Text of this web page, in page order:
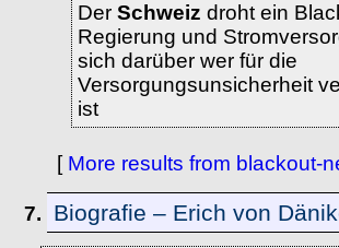
DerSchweiz droht ein
Regierung und
sich darüber wer für die
Versorgungsunsicherheit
ist
[ More results from blackout-
7. Biografie – Erich von